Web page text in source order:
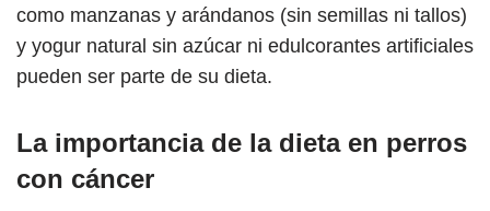
como manzanas y arándanos (sin semillas ni tallos)
y yogur natural sin azúcar ni edulcorantes artificiales
pueden ser parte de su dieta.
La importancia de la dieta en perros
con cáncer